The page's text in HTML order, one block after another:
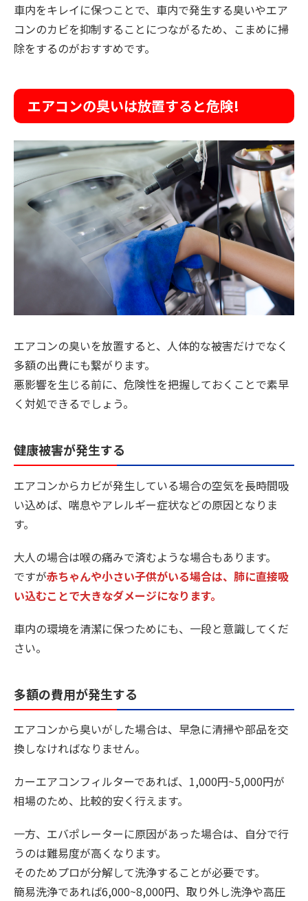
車内をキレイに保つことで、車内で発生する臭いやエア
コンのカビを抑制することにつながるため、こまめに掃
除をするのがおすすめです。
エアコンの臭いは放置すると危険!
エアコンの臭いを放置すると、人体的な被害だけでなく
多額の出費にも繋がります。
悪影響を生じる前に、危険性を把握しておくことで素早
く対処できるでしょう。
健康被害が発生する
エアコンからカビが発生している場合の空気を長時間吸
い込めば、喘息やアレルギー症状などの原因となりま
す。
大人の場合は喉の痛みで済むような場合もあります。
ですが赤ちゃんや小さい子供がいる場合は、肺に直接吸
い込むことで大きなダメージになります。
車内の環境を清潔に保つためにも、一段と意識してくだ
さい。
多額の費用が発生する
エアコンから臭いがした場合は、早急に清掃や部品を交
換しなければなりません。
カーエアコンフィルターであれば、1,000円~5,000円が
相場のため、比較的安く行えます。
一方、エバポレーターに原因があった場合は、自分で行
うのは難易度が高くなります。
そのためプロが分解して洗浄することが必要です。
簡易洗浄であれば6,000~8,000円、取り外し洗浄や高圧